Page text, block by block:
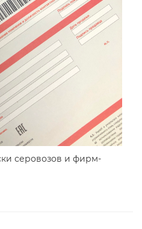
серовозов и фирм-